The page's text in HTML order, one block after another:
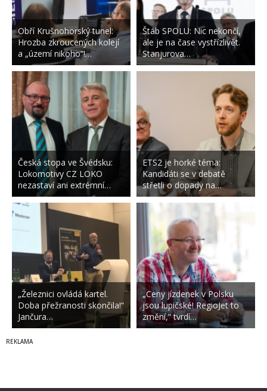
Obří Krušnohorský tunel:
Hrozba zkroucených kolejí
a „území nikoho“!…
Česká stopa ve Švédsku:
Lokomotivy CZ LOKO
nezastaví ani extrémní…
„Železnici ovládá kartel.
Doba přežranosti skončila!“
Jančura…
Štáb SPOLU: Nic nekončí,
ale je na čase vystřízlivět.
Stanjurova…
ETS2 je horké téma:
Kandidáti se v debatě
střetli o dopady na…
„Ceny jízdenek v Polsku
jsou lupičské! RegioJet to
změní,“ tvrdí…